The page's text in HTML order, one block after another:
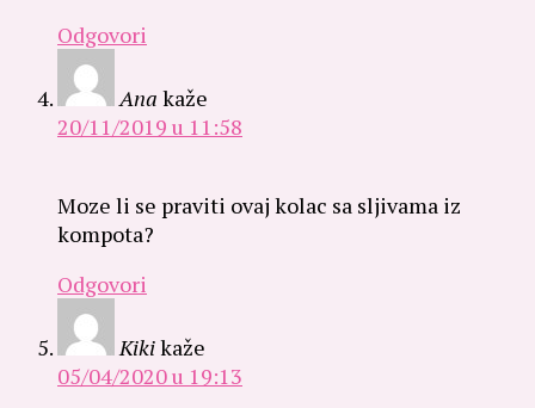
Odgovori
Ana kaže
20/11/2019 u 11:58
Moze li se praviti ovaj kolac sa sljivama iz
kompota?
Odgovori
Kikikaže
05/04/2020 u 19:13